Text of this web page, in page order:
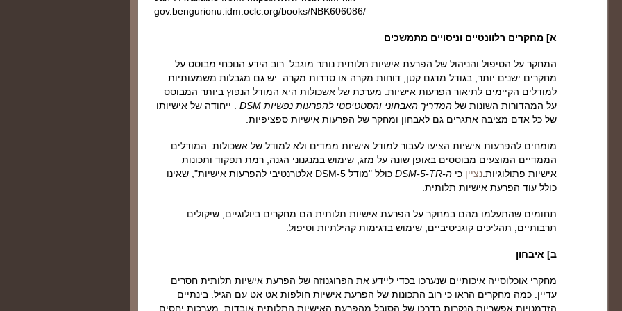
gov.bengurionu.idm.oclc.org/books/NBK606086/
א] מחקרים רלוונטיים וניסויים מתמשכים
המחקר על הטיפול והניהול של הפרעת אישיות תלותית נותר מוגבל. רוב הידע הנוכחי מבוסס על
מחקרים ישנים יותר, בגודל מדגם קטן, דוחות מקרה או סדרות מקרה. יש גם מגבלות משמעותיות
למודלים הקיימים לתיאור הפרעות אישיות. מערכת של אשכולות היא המודל הנפוץ ביותר המבוסס
על המהדורות השונות של המדריך האבחוני והסטטיסטי להפרעות נפשיות DSM
. ייחודה של אישיותו
של כל אדם מציבה אתגרים גם לאבחון ומחקר של הפרעות אישיות ספציפיות.
מומחים להפרעות אישיות הציעו לעבור למודל אישיות ממדים ולא למודל של אשכולות. המודלים
הממדיים המוצעים מבוססים באופן שונה על מזג, שימוש במנגנוני הגנה, רמת תפקוד ותכונות
אישיות פתולוגיות. נציין כי ה-DSM-5-TR
כולל "מודל DSM-5 אלטרנטיבי להפרעות אישיות", שאינו
כולל עוד הפרעת אישיות תלותית.
תחומים שהתעלמו מהם במחקר על הפרעת אישיות תלותית הם מחקרים ביולוגיים, שיקולים
תרבותיים, תהליכים קוגניטיביים, שימוש בדגימות קהילתיות וטיפול.
ב] איבחון
מחקרי אוכלוסייה איכותיים שנערכו בכדי ליידע את הפרוגנוזה של הפרעת אישיות תלותית חסרים
עדיין. כמה מחקרים הראו כי רוב התכונות של הפרעת אישיות חולפות אט אט עם הגיל. בינתיים
הזדמנויות אפשריות הנקרות בדרכו של הסובל מהפרעת האישיות התלותית אובדות, מערכות יחסים